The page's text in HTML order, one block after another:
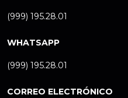
(999) 195.28.01
WHATSAPP
(999) 195.28.01
CORREO ELECTRÓNICO